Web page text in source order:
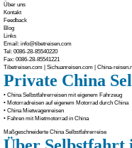
Über uns
Kontakt
Feedback
Blog
Links
Email: info@tibetreisen.com
Tel: 0086-28-85540220
Fax: 0086-28-85541221
Tibetreisen.com
Sichuanreisen.com China-
Private China
• China Selbstfahrerreisen mit eigenem Fahrzeug
• Motorradreisen auf eigenem Motorrad durch China
• China Mietwagenreisen
• Fahren mit Mietmotorrad in China
Maßgeschneiderte China Selbstfahrerreise